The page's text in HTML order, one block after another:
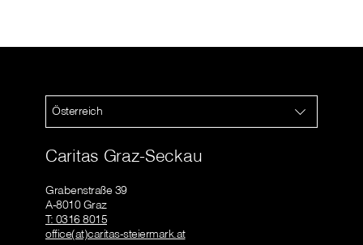
Österreich
Caritas Graz-Seckau
Grabenstraße 39
A-8010 Graz
T: 0316 8015
office(at)caritas-steiermark.at